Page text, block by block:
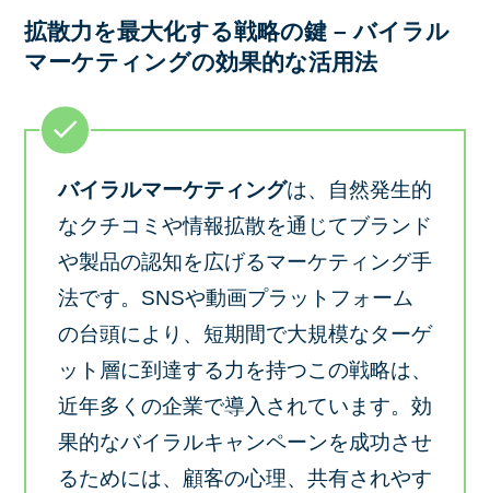
拡散力を最大化する戦略の鍵 – バイラル
マーケティングの効果的な活用法
バイラルマーケティングは、自然発生的
なクチコミや情報拡散を通じてブランド
や製品の認知を広げるマーケティング手
法です。SNSや動画プラットフォーム
の台頭により、短期間で大規模なターゲ
ット層に到達する力を持つこの戦略は、
近年多くの企業で導入されています。効
果的なバイラルキャンペーンを成功させ
るためには、顧客の心理、共有されやす